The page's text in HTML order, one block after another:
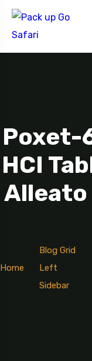
Poxet-
HCI
Alleato
Home
Blog Grid
Left
Sidebar